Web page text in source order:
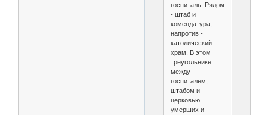
госпиталь. Рядом
- штаб и
комендатура,
напротив -
католический
храм. В этом
треугольнике
между
госпиталем,
штабом и
церковью
умерших и